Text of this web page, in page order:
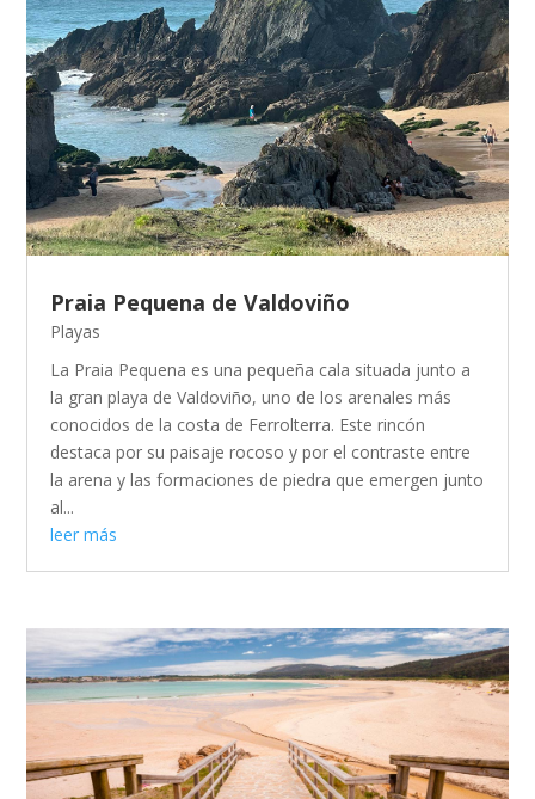
Praia Pequena de Valdoviño
Playas
La Praia Pequena es una pequeña cala situada junto a
la gran playa de Valdoviño, uno de los arenales más
conocidos de la costa de Ferrolterra. Este rincón
destaca por su paisaje rocoso y por el contraste entre
la arena y las formaciones de piedra que emergen junto
al...
leer más